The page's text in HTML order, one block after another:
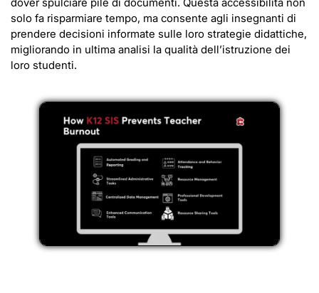
solo fa risparmiare tempo, ma consente agli insegnanti di
prendere decisioni informate sulle loro strategie didattiche,
migliorando in ultima analisi la qualità dell’istruzione dei
loro studenti.